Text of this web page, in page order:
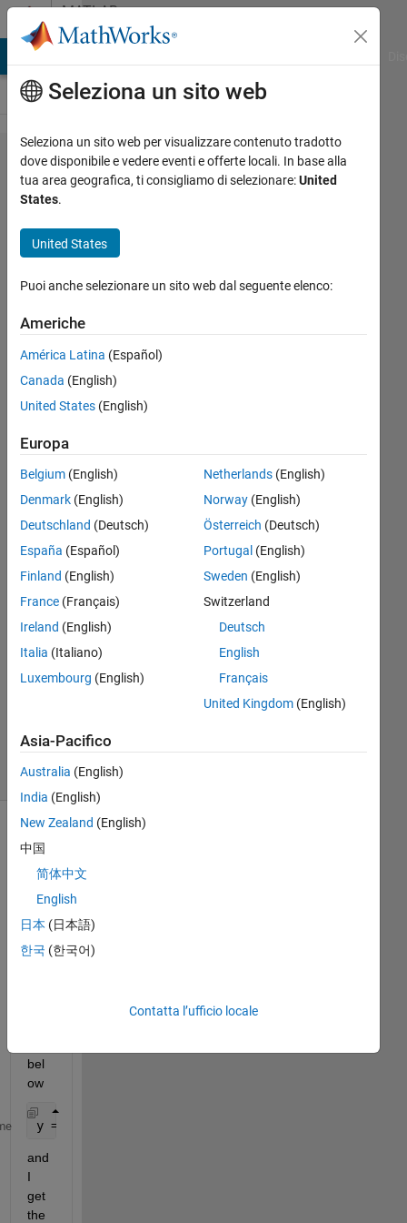
Vai al contenutoMATLAB
Answers
Why does
MATLAB
identical
values
after re-
opening
the
program?
Rightia
Rollmann
2018
2
Risposte
accettata
Aggiornato
13
Visualizzazioni
(30 giorni)
bel
ow
y = rand(1,5)
and
I
get
the
Seleziona un sito web
Seleziona un sito web per visualizzare contenuto tradotto
dove disponibile e vedere eventi e offerte locali. In base alla
tua area geografica, ti consigliamo di selezionare:United
States.
United States
Puoi anche selezionare un sito web dal seguente elenco:
Americhe
América Latina (Español)
Canada (English)
United States (English)
Europa
Belgium (English)
Denmark (English)
Deutschland (Deutsch)
España (Español)
Finland (English)
France (Français)
Ireland (English)
Italia (Italiano)
Luxembourg (English)
Netherlands(English)
Norway(English)
Österreich (Deutsch)
Portugal (English)
Sweden (English)
Switzerland
Deutsch
English
Français
United Kingdom(English)
Asia-Pacifico
Australia (English)
India (English)
New Zealand (English)
中国
简体中文
English
日本 (日本語)
한국 (한국어)
Contatta l’ufficio locale